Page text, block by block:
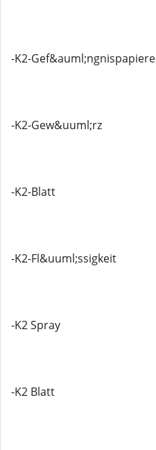
-K2-Gef&auml;ngnispapiere
-K2-Gew&uuml;rz
-K2-Blatt
-K2-Fl&uuml;ssigkeit
-K2 Spray
-K2 Blatt